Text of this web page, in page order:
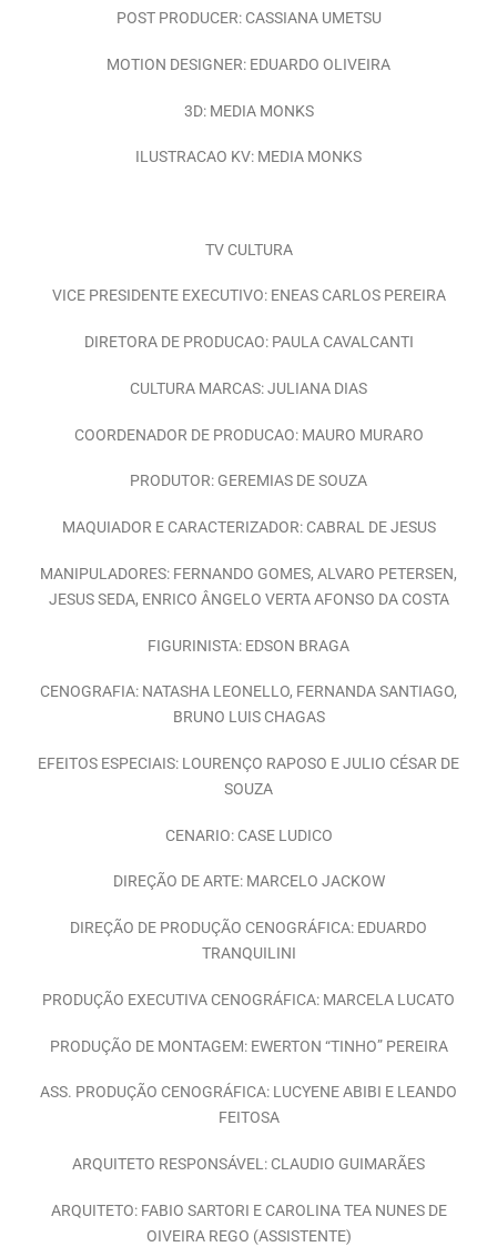
POST PRODUCER: CASSIANA UMETSU
MOTION DESIGNER: EDUARDO OLIVEIRA
3D: MEDIA MONKS
ILUSTRACAO KV: MEDIA MONKS
TV CULTURA
VICE PRESIDENTE EXECUTIVO: ENEAS CARLOS PEREIRA
DIRETORA DE PRODUCAO: PAULA CAVALCANTI
CULTURA MARCAS: JULIANA DIAS
COORDENADOR DE PRODUCAO: MAURO MURARO
PRODUTOR: GEREMIAS DE SOUZA
MAQUIADOR E CARACTERIZADOR: CABRAL DE JESUS
MANIPULADORES: FERNANDO GOMES, ALVARO PETERSEN,
JESUS SEDA, ENRICO ÂNGELO VERTA AFONSO DA COSTA
FIGURINISTA: EDSON BRAGA
CENOGRAFIA: NATASHA LEONELLO, FERNANDA SANTIAGO,
BRUNO LUIS CHAGAS
EFEITOS ESPECIAIS: LOURENÇO RAPOSO E JULIO CÉSAR DE
SOUZA
CENARIO: CASE LUDICO
DIREÇÃO DE ARTE: MARCELO JACKOW
DIREÇÃO DE PRODUÇÃO CENOGRÁFICA: EDUARDO
TRANQUILINI
PRODUÇÃO EXECUTIVA CENOGRÁFICA: MARCELA LUCATO
PRODUÇÃO DE MONTAGEM: EWERTON “TINHO” PEREIRA
ASS. PRODUÇÃO CENOGRÁFICA: LUCYENE ABIBI E LEANDO
FEITOSA
ARQUITETO RESPONSÁVEL: CLAUDIO GUIMARÃES
ARQUITETO: FABIO SARTORI E CAROLINA TEA NUNES DE
OIVEIRA REGO (ASSISTENTE)